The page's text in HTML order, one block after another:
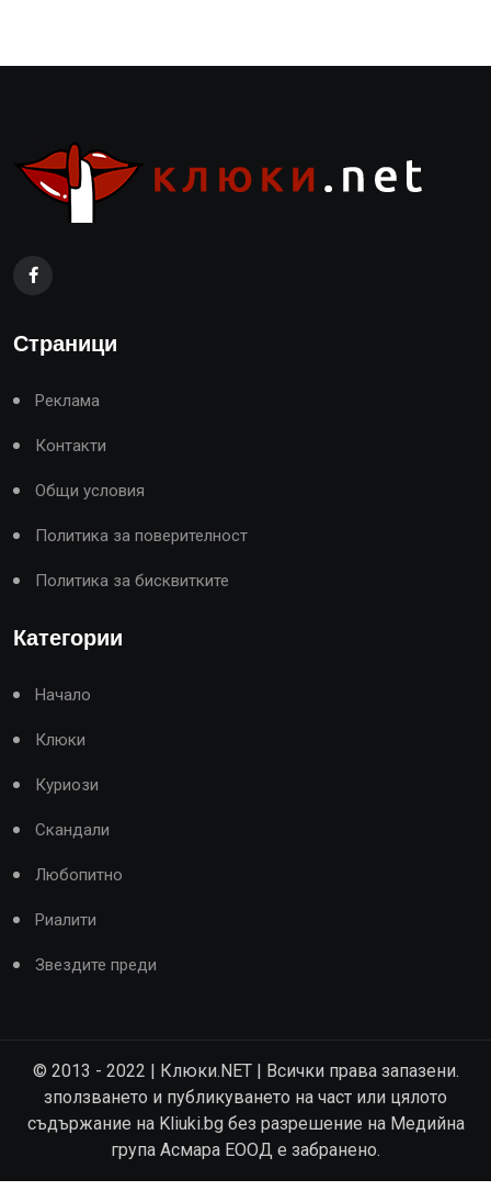
Страници
Реклама
Контакти
Общи условия
Политика за поверителност
Политика за бисквитките
Категории
Начало
Клюки
Куриози
Скандали
Любопитно
Риалити
Звездите преди
© 2013 - 2022 | Клюки.NET | Всички права запазени.
зползването и публикуването на част или цялото
съдържание на Kliuki.bg без разрешение на Медийна
група Асмара ЕООД е забранено.